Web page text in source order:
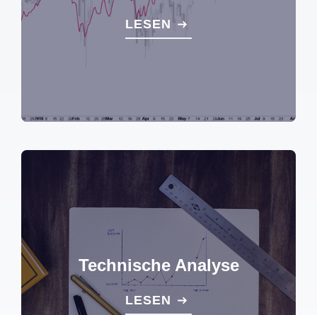
LESEN
Technische Analyse
LESEN